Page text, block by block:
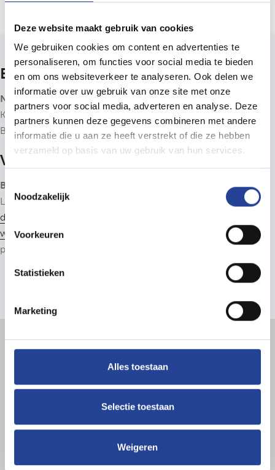
Deze website maakt gebruik van cookies
We gebruiken cookies om content en advertenties te
personaliseren, om functies voor social media te bieden
en om ons websiteverkeer te analyseren. Ook delen we
informatie over uw gebruik van onze site met onze
partners voor social media, adverteren en analyse. Deze
partners kunnen deze gegevens combineren met andere
informatie die u aan ze heeft verstrekt of die ze hebben
verzameld op basis van uw gebruik van hun services.
Toestemmingsselectie
Noodzakelijk
Voorkeuren
Statistieken
Marketing
Alles toestaan
Selectie toestaan
Weigeren
Bedrijfsinfo
Neys Immo & Consultancy bv
Kantoor: Nieuwstraat 4b, 2910 Essen (B)
BTW BE0806.838.278
Vastgoedbemiddelaar
BIV 505900 - Neys Immo & Consultancy is lid van hetBIV
Luxemburgstraat 16B, 1000 Brussel. Onderworpen aan de
deontologische code van het BIV
www.cib.be. Beroepsaansprakelijkheidsverzekering: CIB-
polis AXA 730.390.160. Lid van